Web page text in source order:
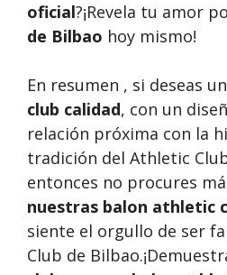
oficial?¡Revela tu amor
de Bilbao hoy mismo!
En resumen , si deseas
club calidad, con un
relación próxima con la
tradición del Athletic
entonces no procures
nuestras balon athletic
siente el orgullo de ser
Club de